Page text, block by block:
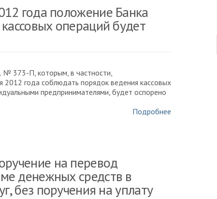
года положение Банка
операций будет
373-П, которым, в частности,
2012 года соблюдать порядок ведения кассовых
предпринимателями, будет оспорено
Подробнее
на перевод
денежных средств в
без поручения на уплату